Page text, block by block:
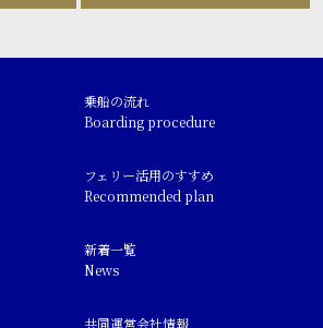
乗船の流れ
Boarding procedure
フェリー活用のすすめ
Recommended plan
新着一覧
News
共同運営会社情報